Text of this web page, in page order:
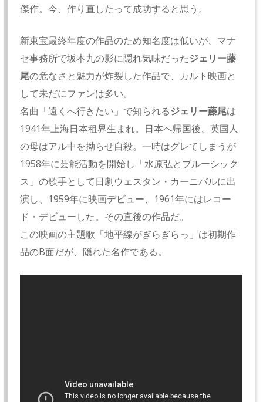
傑作。今、作り直したって成功すると思う。
新東宝最終年度の作品のため知名度は低いが、マナ
セ事務所で坂本九の影に隠れ気味だったジェリー藤
尾の危なさと魅力が炸裂した作品で、カルト映画と
して未だにファンは多い。
名曲「遠くへ行きたい」で知られるジェリー藤尾は
1941年上海日本租界生まれ。日本へ帰国後、英国人
の母はアル中を拗らせ自殺。一時はグレてしまうが
1958年に芸能活動を開始し「水原弘とブルーシック
ス」の歌手として日劇ウェスタン・カーニバルに出
演し、1959年に映画デビュー、1961年にはレコー
ド・デビューした。その直後の作品だ。
この映画の主題歌「地平線がぎらぎらっ」は初期作
品のB面だが、隠れた名作である。